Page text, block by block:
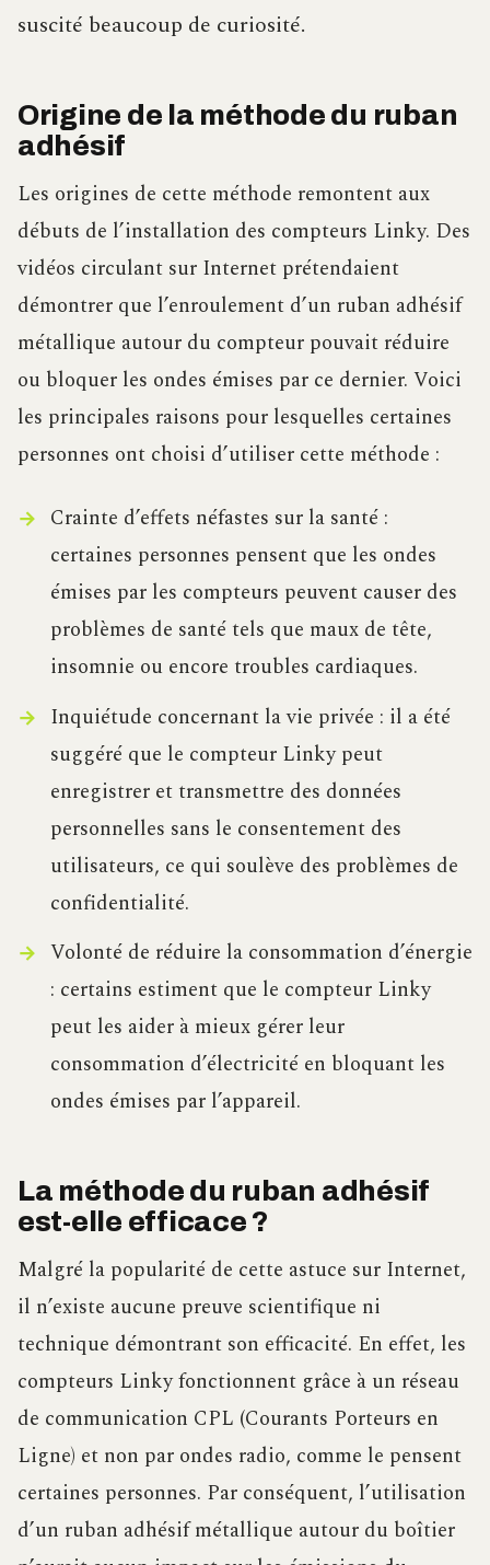
suscité beaucoup de curiosité.
Origine de la méthode du ruban
adhésif
Les origines de cette méthode remontent aux
débuts de l’installation des compteurs Linky. Des
vidéos circulant sur Internet prétendaient
démontrer que l’enroulement d’un ruban adhésif
métallique autour du compteur pouvait réduire
ou bloquer les ondes émises par ce dernier. Voici
les principales raisons pour lesquelles certaines
personnes ont choisi d’utiliser cette méthode :
Crainte d’effets néfastes sur la santé :
certaines personnes pensent que les ondes
émises par les compteurs peuvent causer des
problèmes de santé tels que maux de tête,
insomnie ou encore troubles cardiaques.
Inquiétude concernant la vie privée : il a été
suggéré que le compteur Linky peut
enregistrer et transmettre des données
personnelles sans le consentement des
utilisateurs, ce qui soulève des problèmes de
confidentialité.
Volonté de réduire la consommation d’énergie
: certains estiment que le compteur Linky
peut les aider à mieux gérer leur
consommation d’électricité en bloquant les
ondes émises par l’appareil.
La méthode du ruban adhésif
est-elle efficace ?
Malgré la popularité de cette astuce sur Internet,
il n’existe aucune preuve scientifique ni
technique démontrant son efficacité. En effet, les
compteurs Linky fonctionnent grâce à un réseau
de communication CPL (Courants Porteurs en
Ligne) et non par ondes radio, comme le pensent
certaines personnes. Par conséquent, l’utilisation
d’un ruban adhésif métallique autour du boîtier